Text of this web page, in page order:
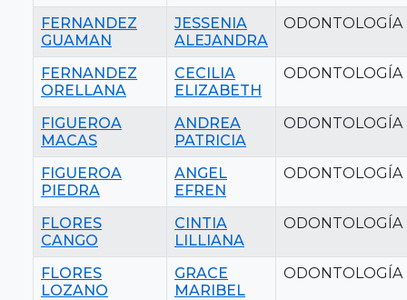
FERNANDEZ
GUAMAN
JESSENIA
ALEJANDRA
ODONTOLOGÍA
FERNANDEZ
ORELLANA
CECILIA
ELIZABETH
ODONTOLOGÍA
FIGUEROA
MACAS
ANDREA
PATRICIA
ODONTOLOGÍA
FIGUEROA
PIEDRA
ANGEL
EFREN
ODONTOLOGÍA
FLORES
CANGO
CINTIA
LILLIANA
ODONTOLOGÍA
FLORES
LOZANO
GRACE
MARIBEL
ODONTOLOGÍA